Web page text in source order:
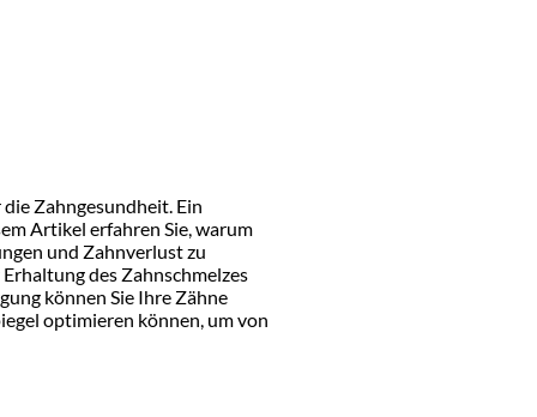
Zahngesundheit. Ein
Artikel erfahren Sie, warum
und Zahnverlust zu
des Zahnschmelzes
können Sie Ihre Zähne
optimieren können, um von